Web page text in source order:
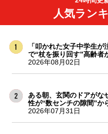
人気ラン
「叩かれた女子中学生
で“杖を振り回す”高齢者
2026年08月02日
ある朝、玄関のドアが
性が“数センチの隙間”か
2026年07月31日